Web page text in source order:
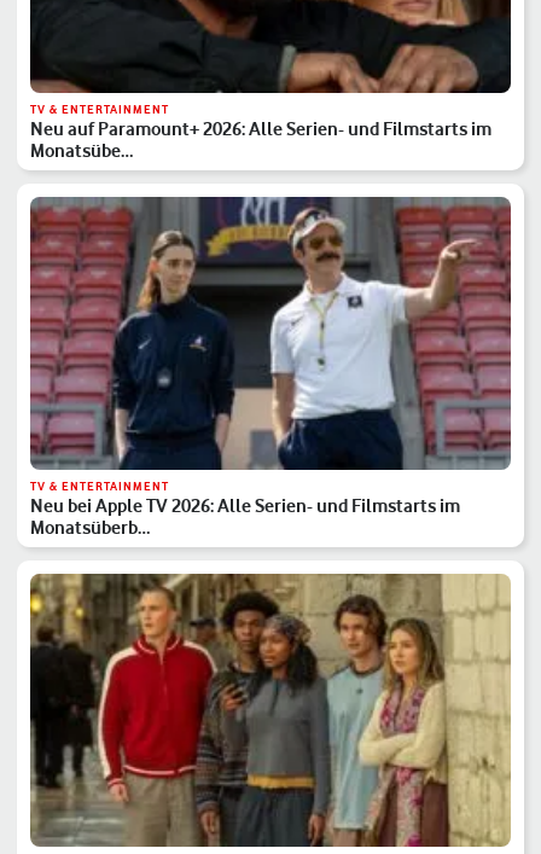
TV & ENTERTAINMENT
Neu auf Paramount+ 2026: Alle Serien- und Filmstarts im
Monatsübe…
TV & ENTERTAINMENT
Neu bei Apple TV 2026: Alle Serien- und Filmstarts im
Monatsüberb…